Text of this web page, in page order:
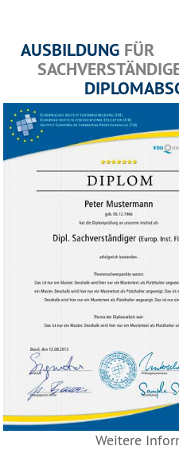
AUSBILDUNG FÜR
Weitere